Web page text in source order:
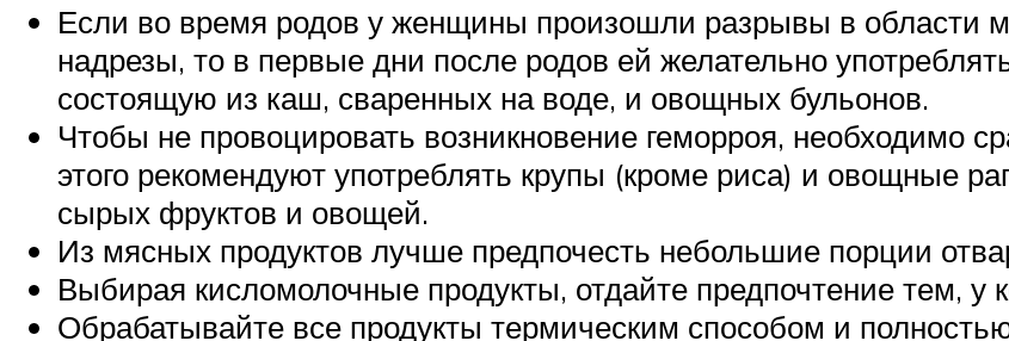
Если во время родов у женщины произошли разрывы в области
надрезы, то в первые дни после родов ей желательно
состоящую из каш, сваренных на воде, и овощных бульонов.
Чтобы не провоцировать возникновение геморроя, необходимо
этого рекомендуют употреблять крупы (кроме риса) и овощные
сырых фруктов и овощей.
Из мясных продуктов лучше предпочесть небольшие порции
Выбирая кисломолочные продукты, отдайте предпочтение тем, у
Обрабатывайте все продукты термическим способом и